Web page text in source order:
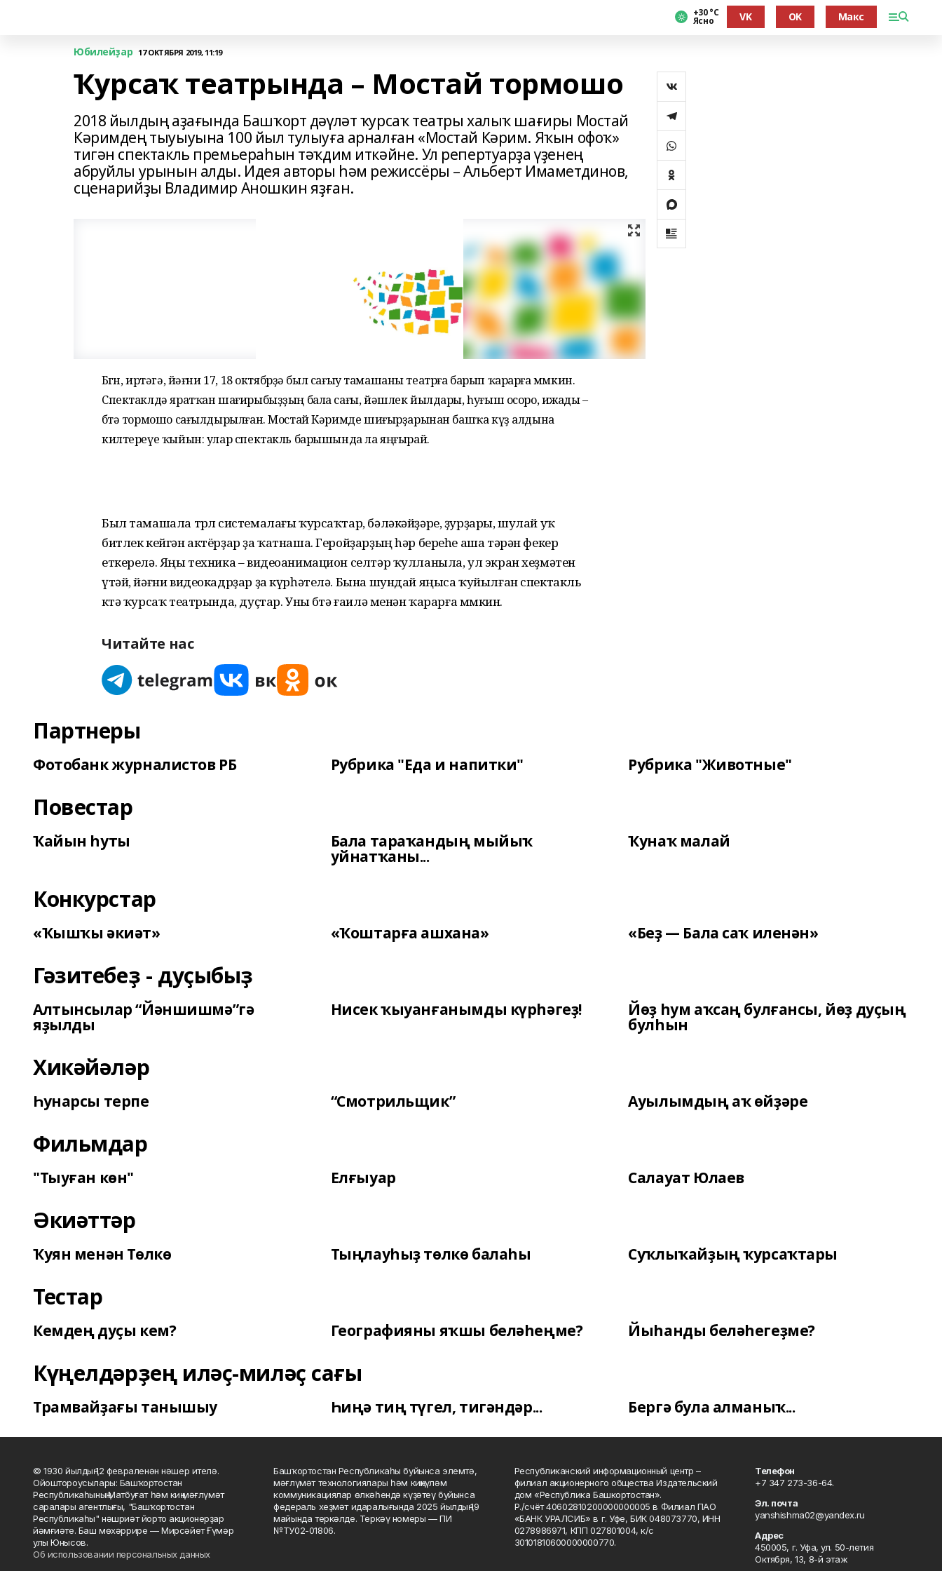
+30 °С
Ясно VK OK Макс
Юбилейҙар 17 ОКТЯБРЯ 2019, 11:19
Ҡурсаҡ театрында – Мостай тормошо
2018 йылдың аҙағында Башҡорт дәүләт ҡурсаҡ театры халыҡ шағиры Мостай
Кәримдең тыуыуына 100 йыл тулыуға арналған «Мостай Кәрим. Яҡын офоҡ»
тигән спектакль премьераһын тәҡдим иткәйне. Ул репертуарҙа үҙенең
абруйлы урынын алды. Идея авторы һәм режиссёры – Альберт Имаметдинов,
сценарийҙы Владимир Аношкин яҙған.
Бөгөн, иртәгә, йәғни 17, 18 октябрҙә был сағыу тамашаны театрға барып ҡарарға мөмкин.
Спектаклдә яратҡан шағирыбыҙҙың бала сағы, йәшлек йылдары, һуғыш осоро, ижады –
бөтә тормошо сағылдырылған. Мостай Кәримде шиғырҙарынан башҡа күҙ алдына
килтереүе ҡыйын: улар спектакль барышында ла яңғырай.
Был тамашала төрлө системалағы ҡурсаҡтар, бәләкәйҙәре, ҙурҙары, шулай уҡ
битлек кейгән актёрҙар ҙа ҡатнаша. Геройҙарҙың һәр береһе аша тәрән фекер
еткерелә. Яңы техника – видеоанимацион селтәр ҡулланыла, ул экран хеҙмәтен
үтәй, йәғни видеокадрҙар ҙа күрһәтелә. Бына шундай яңыса ҡуйылған спектакль
көтә ҡурсаҡ театрында, дуҫтар. Уны бөтә ғаилә менән ҡарарға мөмкин.
Читайте нас
Партнеры
Фотобанк журналистов РБ Рубрика "Еда и напитки" Рубрика "Животные"
Повестар
Ҡайын һуты Бала тараҡандың мыйыҡ
уйнатҡаны...
Ҡунаҡ малай
Конкурстар
«Ҡышҡы әкиәт» «Ҡоштарға ашхана» «Беҙ — Бала саҡ иленән»
Гәзитебеҙ - дуҫыбыҙ
Алтынсылар “Йәншишмә”гә
яҙылды
Нисек ҡыуанғанымды күрһәгеҙ! Йөҙ һум аҡсаң булғансы, йөҙ дуҫың
булһын
Хикәйәләр
Һунарсы терпе “Смотрильщик” Ауылымдың аҡ өйҙәре
Фильмдар
"Тыуған көн" Елғыуар Салауат Юлаев
Әкиәттәр
Ҡуян менән Төлкө Тыңлауһыҙ төлкө балаһы Суҡлыҡайҙың ҡурсаҡтары
Тестар
Кемдең дуҫы кем? Географияны яҡшы беләһеңме? Йыһанды беләһегеҙме?
Күңелдәрҙең иләҫ-миләҫ сағы
Трамвайҙағы танышыу Һиңә тиң түгел, тигәндәр... Бергә була алманыҡ...
© 1930 йылдың 12 февраленән нәшер ителә.
Ойоштороусылары: Башҡортостан
Республикаһының Матбуғат һәм киң мәғлүмәт
саралары агентлығы, "Башҡортостан
Республикаһы" нәшриәт йорто акционерҙар
йәмғиәте. Баш мөхәррире — Мирсәйет Ғүмәр
улы Юнысов.
Об использовании персональных данных
Башҡортостан Республикаһы буйынса элемтә,
мәғлүмәт технологиялары һәм киңкүләм
коммуникациялар өлкәһендә күҙәтеү буйынса
федераль хеҙмәт идаралығында 2025 йылдың 19
майында теркәлде. Теркәү номеры — ПИ
№ТУ02-01806.
Республиканский информационный центр –
филиал акционерного общества Издательский
дом «Республика Башкортостан».
Р./счёт 40602810200000000005 в Филиал ПАО
«БАНК УРАЛСИБ» в г. Уфе, БИК 048073770, ИНН
0278986971, КПП 027801004, к/с
30101810600000000770.
Телефон
+7 347 273-36-64.
Эл. почта
yanshishma02@yandex.ru
Адрес
450005, г. Уфа, ул. 50-летия
Октября, 13, 8-й этаж